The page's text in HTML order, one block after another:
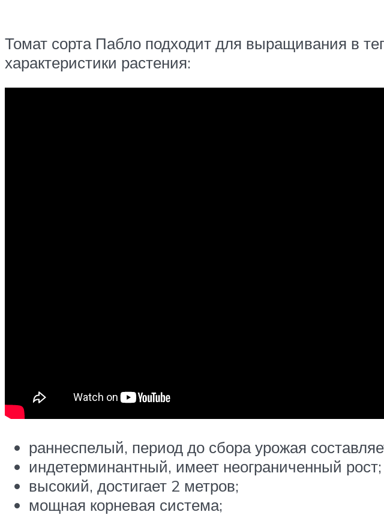
Томат сорта Пабло подходит для выращивания в
характеристики растения:
раннеспелый, период до сбора урожая
индетерминантный, имеет неограниченный рост;
высокий, достигает 2 метров;
мощная корневая система;